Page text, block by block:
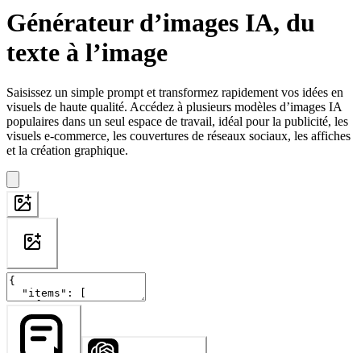
Générateur d’images IA, du
texte à l’image
Saisissez un simple prompt et transformez rapidement vos idées en
visuels de haute qualité. Accédez à plusieurs modèles d’images IA
populaires dans un seul espace de travail, idéal pour la publicité, les
visuels e-commerce, les couvertures de réseaux sociaux, les affiches
et la création graphique.